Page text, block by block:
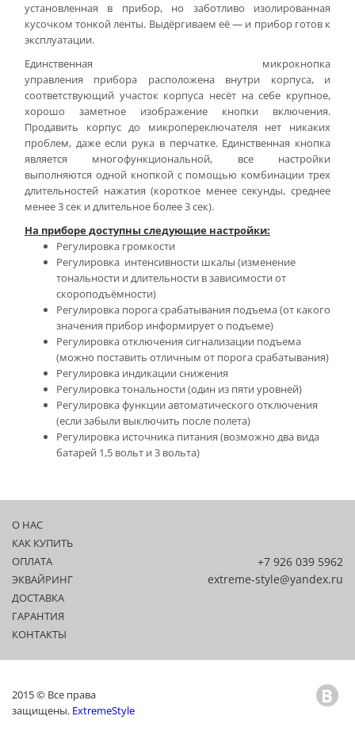
установленная в прибор, но заботливо изолированная
кусочком тонкой ленты. Выдёргиваем её — и прибор готов к
эксплуатации.
Единственная микрокнопка
управления прибора расположена внутри корпуса, и
соответствующий участок корпуса несёт на себе крупное,
хорошо заметное изображение кнопки включения.
Продавить корпус до микропереключателя нет никаких
проблем, даже если рука в перчатке. Единственная кнопка
является многофункциональной, все настройки
выполняются одной кнопкой с помощью комбинации трех
длительностей нажатия (короткое менее секунды, среднее
менее 3 сек и длительное более 3 сек).
На приборе доступны следующие настройки:
Регулировка громкости
Регулировка интенсивности шкалы (изменение
тональности и длительности в зависимости от
скороподъёмности)
Регулировка порога срабатывания подъема (от какого
значения прибор информирует о подъеме)
Регулировка отключения сигнализации подъема
(можно поставить отличным от порога срабатывания)
Регулировка индикации снижения
Регулировка тональности (один из пяти уровней)
Регулировка функции автоматического отключения
(если забыли выключить после полета)
Регулировка источника питания (возможно два вида
батарей 1,5 вольт и 3 вольта)
О НАС
КАК КУПИТЬ
ОПЛАТА
ЭКВАЙРИНГ
ДОСТАВКА
ГАРАНТИЯ
КОНТАКТЫ
+7 926 039 5962
extreme-style@yandex.ru
2015 © Все права
защищены. ExtremeStyle